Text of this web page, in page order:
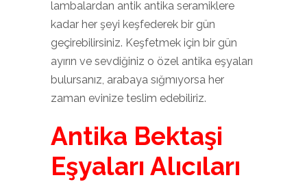
lambalardan antik antika seramiklere
kadar her şeyi keşfederek bir gün
geçirebilirsiniz. Keşfetmek için bir gün
ayırın ve sevdiğiniz o özel antika eşyaları
bulursanız, arabaya sığmıyorsa her
zaman evinize teslim edebiliriz.
Antika Bektaşi
Eşyaları Alıcıları